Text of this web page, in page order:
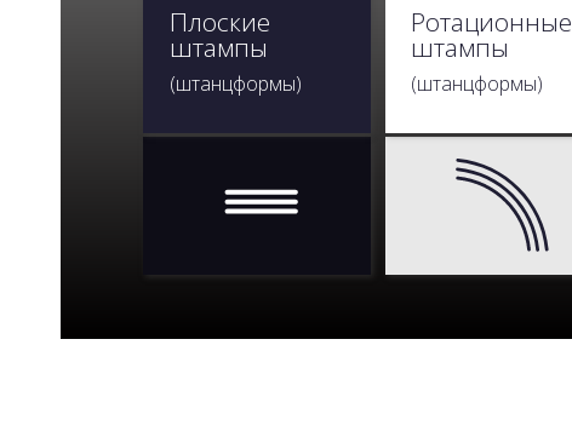
Плоские
штампы
Ротационные
штампы
(штанцформы) (штанцформы)